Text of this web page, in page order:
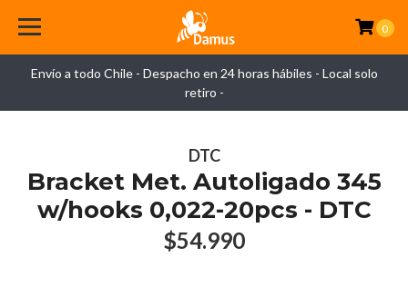
Envío a todo Chile - Despacho en 24 horas hábiles - Local solo
retiro -
0
DTC
Bracket Met. Autoligado 345
w/hooks 0,022-20pcs - DTC
$54.990